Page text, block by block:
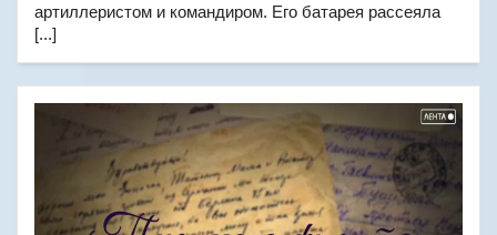
артиллеристом и командиром. Его батарея рассеяла
[...]